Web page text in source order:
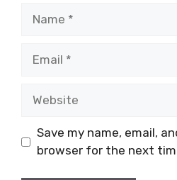
Save my name, email,
browser for the next